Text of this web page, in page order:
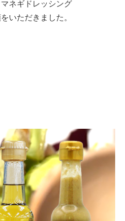
ネギドレッシング
いただきました。